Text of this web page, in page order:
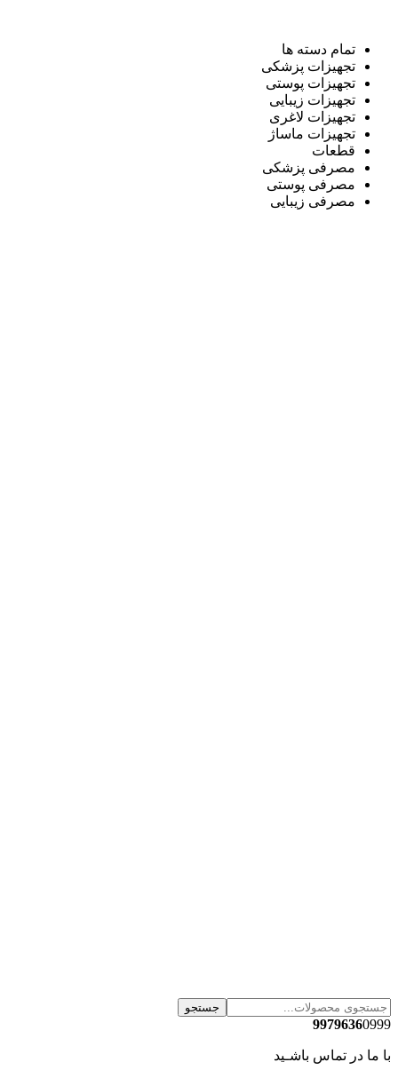
تمام دسته ها
تجهیزات پزشکی
تجهیزات پوستی
تجهیزات زیبایی
تجهیزات لاغری
تجهیزات ماساژ
قطعات
مصرفی پزشکی
مصرفی پوستی
مصرفی زیبایی
جستجو
99796360999
با ما در تماس باشـید